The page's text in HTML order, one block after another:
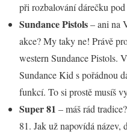
při rozbalování dárečku
Sundance Pistols– ani na
akce? My taky ne! Právě
western Sundance Pistols.
Sundance Kid s pořádnou
funkcí. To si prostě musíš
Super 81 – máš rád
81. Jak už napovídá